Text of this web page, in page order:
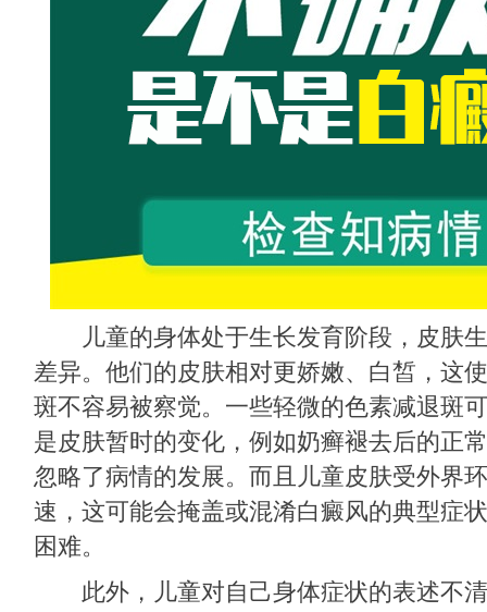
儿童的身体处于生长发育阶段，皮肤生
差异。他们的皮肤相对更娇嫩、白皙，这
斑不容易被察觉。一些轻微的色素减退斑
是皮肤暂时的变化，例如奶癣褪去后的正
忽略了病情的发展。而且儿童皮肤受外界
速，这可能会掩盖或混淆白癜风的典型症
困难。
此外，儿童对自己身体症状的表述不清